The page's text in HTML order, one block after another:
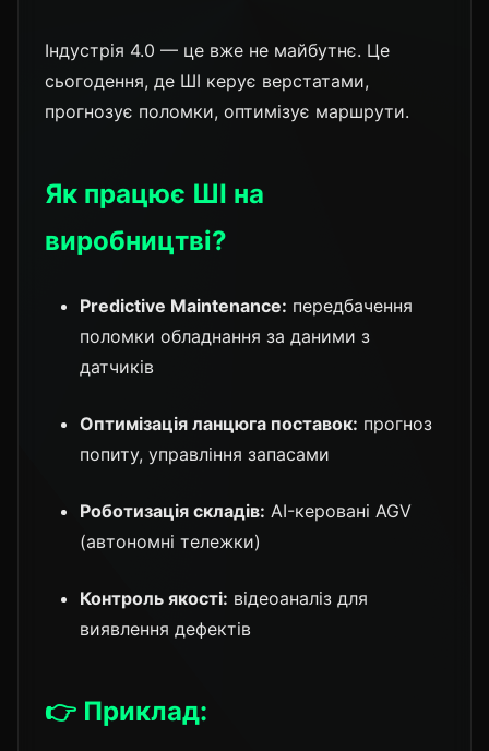
Індустрія 4.0 — це вже не майбутнє. Це
сьогодення, де ШІ керує верстатами,
прогнозує поломки, оптимізує маршрути.
Як працює ШІ на
виробництві?
Predictive Maintenance: передбачення
поломки обладнання за даними з
датчиків
Оптимізація ланцюга поставок: прогноз
попиту, управління запасами
Роботизація складів: AI-керовані AGV
(автономні тележки)
Контроль якості: відеоаналіз для
виявлення дефектів
👉 Приклад: